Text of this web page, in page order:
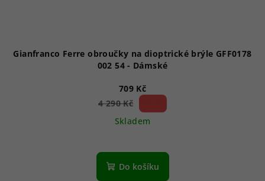
Gianfranco Ferre obroučky na dioptrické brýle GFF0178
002 54 - Dámské
709 Kč
4 290 Kč
Skladem
Do košíku